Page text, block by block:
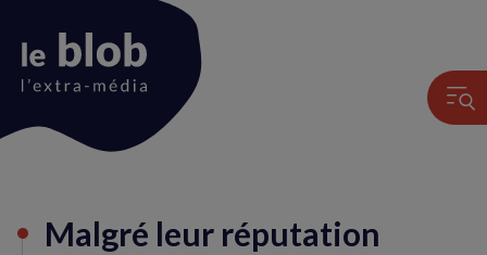
du
Malgré leur réputation